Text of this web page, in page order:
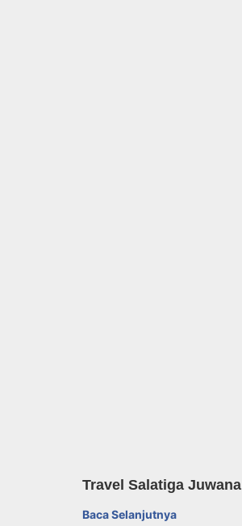
Travel Salatiga Juwana
Baca Selanjutnya